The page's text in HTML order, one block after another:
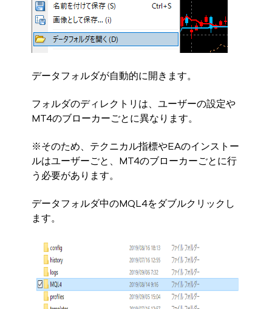
データフォルダが自動的に開きます。
フォルダのディレクトリは、ユーザーの設定や
MT4のブローカーごとに異なります。
※そのため、テクニカル指標やEAのインストー
ルはユーザーごと、MT4のブローカーごとに行
う必要があります。
データフォルダ中のMQL4をダブルクリックし
ます。